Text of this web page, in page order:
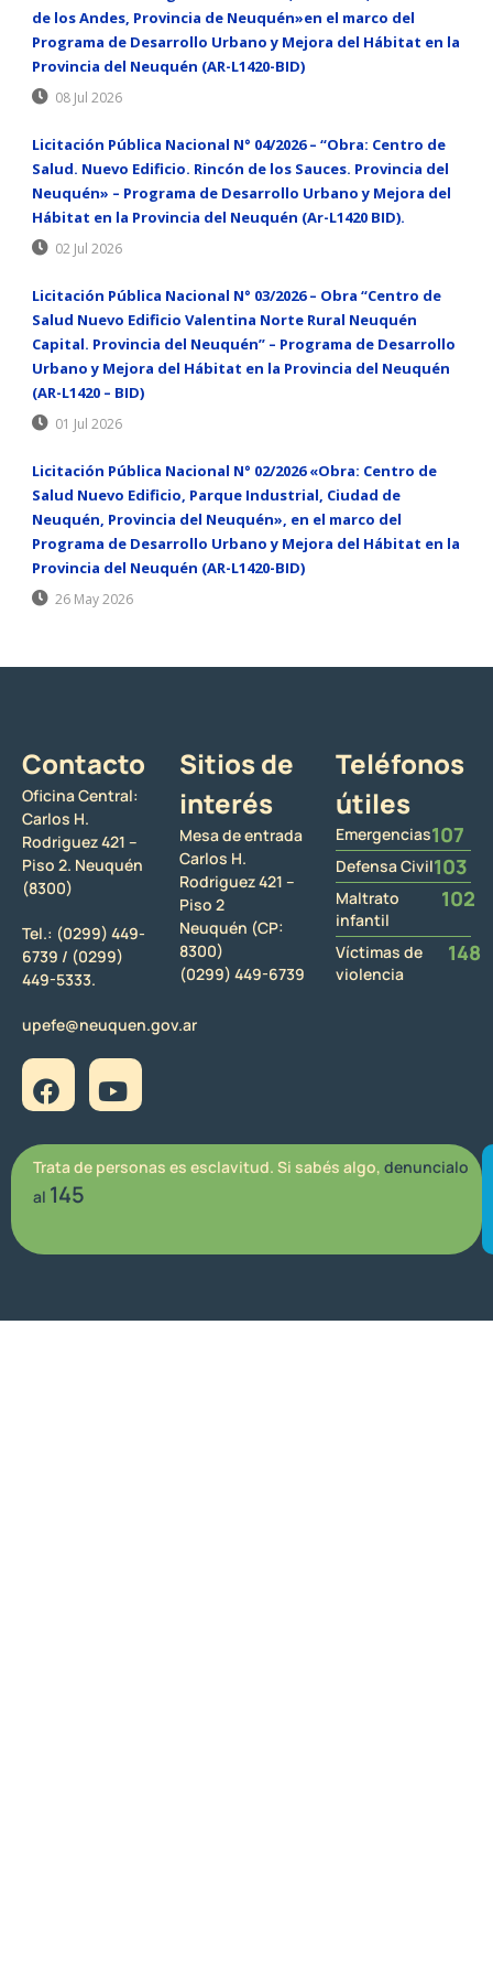
de los Andes, Provincia de Neuquén»en el marco del
Programa de Desarrollo Urbano y Mejora del Hábitat en la
Provincia del Neuquén (AR-L1420-BID)
08 Jul 2026
Licitación Pública Nacional N° 04/2026 – “Obra: Centro de
Salud. Nuevo Edificio. Rincón de los Sauces. Provincia del
Neuquén» – Programa de Desarrollo Urbano y Mejora del
Hábitat en la Provincia del Neuquén (Ar-L1420 BID).
02 Jul 2026
Licitación Pública Nacional N° 03/2026 – Obra “Centro de
Salud Nuevo Edificio Valentina Norte Rural Neuquén
Capital. Provincia del Neuquén” – Programa de Desarrollo
Urbano y Mejora del Hábitat en la Provincia del Neuquén
(AR-L1420 – BID)
01 Jul 2026
Licitación Pública Nacional N° 02/2026 «Obra: Centro de
Salud Nuevo Edificio, Parque Industrial, Ciudad de
Neuquén, Provincia del Neuquén», en el marco del
Programa de Desarrollo Urbano y Mejora del Hábitat en la
Provincia del Neuquén (AR-L1420-BID)
26 May 2026
Contacto
Oficina Central:
Carlos H.
Rodriguez 421 –
Piso 2. Neuquén
(8300)
Tel.: (0299) 449-
6739 / (0299)
449-5333.
upefe@neuquen.gov.ar
Sitios de
interés
Mesa de entrada
Carlos H.
Rodriguez 421 –
Piso 2
Neuquén (CP:
8300)
(0299) 449-6739
Teléfonos
útiles
Emergencias107
Defensa Civil103
Maltrato
infantil
102
Víctimas de
violencia
148
Trata de personas es esclavitud. Si sabés algo, denuncialo
al 145